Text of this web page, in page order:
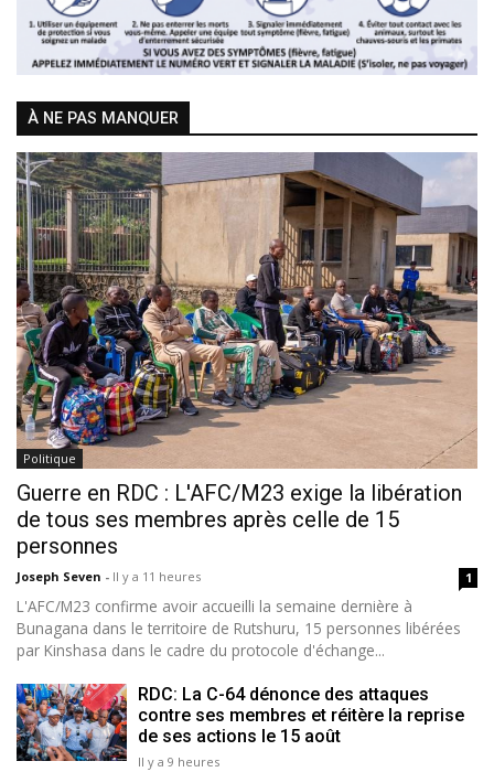
À NE PAS MANQUER
Politique
Guerre en RDC : L'AFC/M23 exige la libération
de tous ses membres après celle de 15
personnes
Joseph Seven - Il y a 11 heures 1
L'AFC/M23 confirme avoir accueilli la semaine dernière à
Bunagana dans le territoire de Rutshuru, 15 personnes libérées
par Kinshasa dans le cadre du protocole d'échange...
RDC: La C-64 dénonce des attaques
contre ses membres et réitère la reprise
de ses actions le 15 août
Il y a 9 heures